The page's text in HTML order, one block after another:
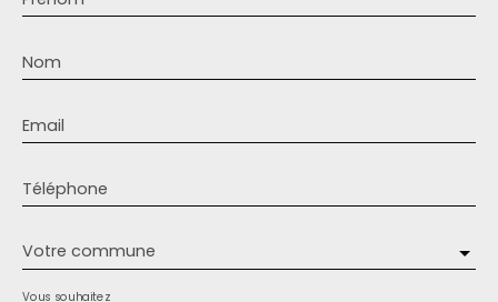
Nom
Email
Téléphone
Votre commune
Vous souhaitez